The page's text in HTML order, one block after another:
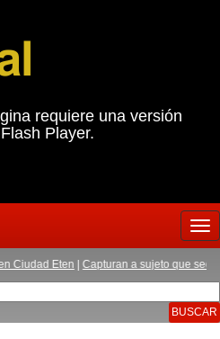
requiere una versión
Player.
Eten| Capturan a sujeto que